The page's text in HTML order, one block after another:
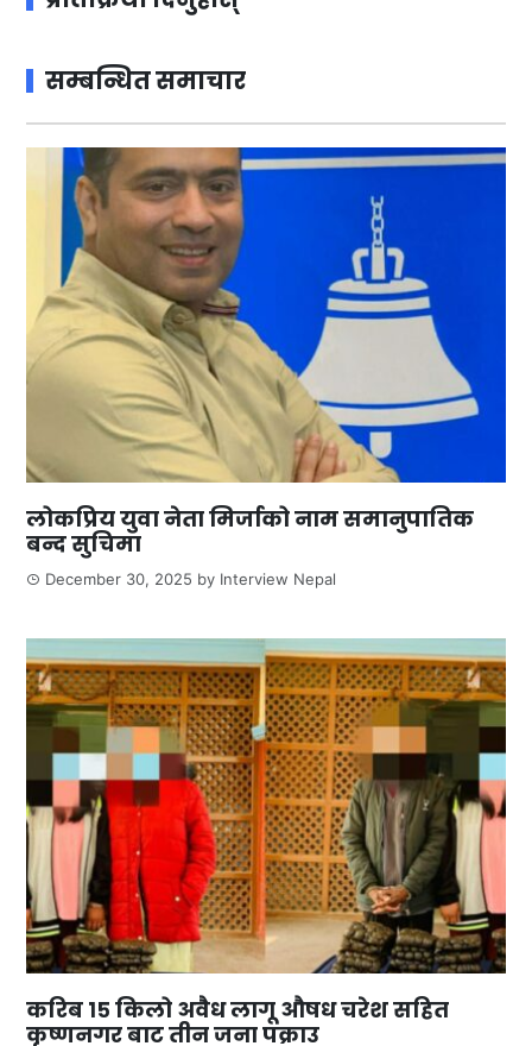
सम्बन्धित समाचार
लोकप्रिय युवा नेता मिर्जाको नाम समानुपातिक
बन्द सुचिमा
December 30, 2025 by Interview Nepal
करिब १५ किलो अवैध लागू औषध चरेश सहित
कृष्णनगर बाट तीन जना पक्राउ